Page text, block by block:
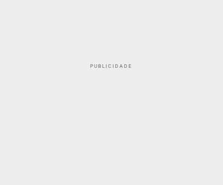
PUBLICIDADE